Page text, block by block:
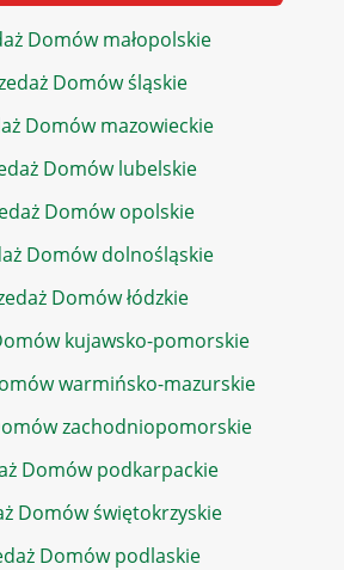
Domów małopolskie
Domów śląskie
Domów mazowieckie
Domów lubelskie
Domów opolskie
Domów dolnośląskie
Domów łódzkie
kujawsko-pomorskie
warmińsko-mazurskie
zachodniopomorskie
Domów podkarpackie
Domów świętokrzyskie
Domów podlaskie